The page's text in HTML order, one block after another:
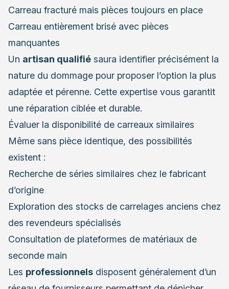
Carreau fracturé mais pièces toujours en place
Carreau entièrement brisé avec pièces
manquantes
Un artisan qualifié saura identifier précisément la
nature du dommage pour proposer l’option la plus
adaptée et pérenne. Cette expertise vous garantit
une réparation ciblée et durable.
Évaluer la disponibilité de carreaux similaires
Même sans pièce identique, des possibilités
existent :
Recherche de séries similaires chez le fabricant
d’origine
Exploration des stocks de carrelages anciens chez
des revendeurs spécialisés
Consultation de plateformes de matériaux de
seconde main
Les professionnels disposent généralement d’un